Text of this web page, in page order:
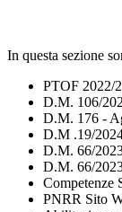
In questa sezione
PTOF 2022/
D.M. 106/
D.M. 176 -
D.M .19/
D.M. 66/
D.M. 66/
Competenze
PNRR Sito